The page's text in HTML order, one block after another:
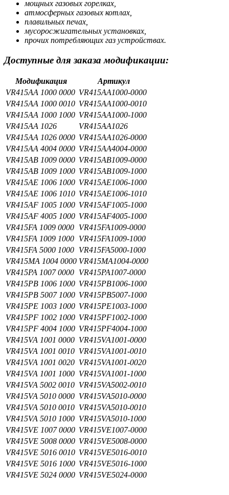
мощных газовых горелках,
атмосферных газовых котлах,
плавильных печах,
мусоросжигательных установках,
прочих потребляющих газ устройствах.
Доступные для заказа модификации:
Модификация
Артикул
VR415AA 1000 0000 VR415AA1000-0000
VR415AA 1000 0010 VR415AA1000-0010
VR415AA 1000 1000 VR415AA1000-1000
VR415AA 1026
VR415AA1026
VR415AA 1026 0000 VR415AA1026-0000
VR415AA 4004 0000 VR415AA4004-0000
VR415AB 1009 0000 VR415AB1009-0000
VR415AB 1009 1000 VR415AB1009-1000
VR415AE 1006 1000 VR415AE1006-1000
VR415AE 1006 1010 VR415AE1006-1010
VR415AF 1005 1000 VR415AF1005-1000
VR415AF 4005 1000 VR415AF4005-1000
VR415FA 1009 0000 VR415FA1009-0000
VR415FA 1009 1000 VR415FA1009-1000
VR415FA 5000 1000 VR415FA5000-1000
VR415MA 1004 0000 VR415MA1004-0000
VR415PA 1007 0000 VR415PA1007-0000
VR415PB 1006 1000 VR415PB1006-1000
VR415PB 5007 1000 VR415PB5007-1000
VR415PE 1003 1000 VR415PE1003-1000
VR415PF 1002 1000 VR415PF1002-1000
VR415PF 4004 1000 VR415PF4004-1000
VR415VA 1001 0000 VR415VA1001-0000
VR415VA 1001 0010 VR415VA1001-0010
VR415VA 1001 0020 VR415VA1001-0020
VR415VA 1001 1000 VR415VA1001-1000
VR415VA 5002 0010 VR415VA5002-0010
VR415VA 5010 0000 VR415VA5010-0000
VR415VA 5010 0010 VR415VA5010-0010
VR415VA 5010 1000 VR415VA5010-1000
VR415VE 1007 0000 VR415VE1007-0000
VR415VE 5008 0000 VR415VE5008-0000
VR415VE 5016 0010 VR415VE5016-0010
VR415VE 5016 1000 VR415VE5016-1000
VR415VE 5024 0000 VR415VE5024-0000